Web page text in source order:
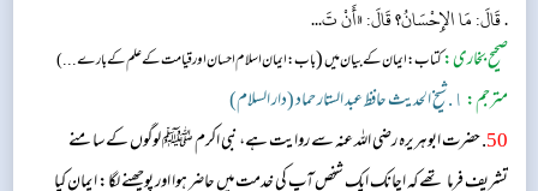
. قَالَ: مَا الإِحْسَانُ؟ قَالَ: «أَنْ تَ...
صحیح بخاری:کتاب: ایمان کے بیان میں(باب:ایمان اسلام احسان اور قیامت کے علم کے بارے ...)
مترجم: ١. شیخ الحدیث حافظ عبد الستار حماد (دار السلام)
50 . حضرت ابوہریرہ رضی اللہ عنہ سے روایت ہے، نبی اکرم ﷺ لوگوں کے سامنے
تشریف فرما تھے کہ اچانک ایک شخص آپ کی خدمت میں حاضر ہوا اور پوچھنے لگا: ایمان کیا